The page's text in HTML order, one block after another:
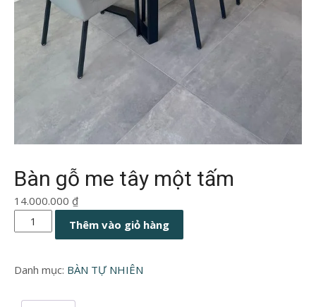
Bàn gỗ me tây một tấm
14.000.000 ₫
Bàn
gỗ
tây
Thêm vào giỏ hàng
Danh mục: BÀN TỰ NHIÊN